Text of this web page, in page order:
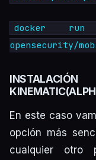
docker
opensecurity/
En este caso
opción más
cualquier otro